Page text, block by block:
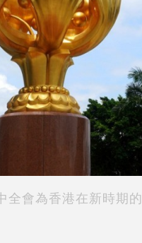
全會為香港在新時期